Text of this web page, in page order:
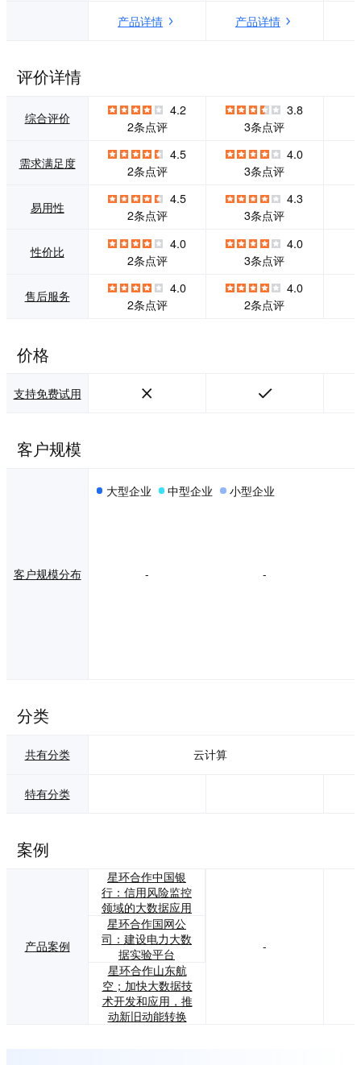
数据底层方案。 经
云平台TDC、一站
式大数据平台TD
H、分布式关系型
数据库ArgoDB及K
unDB、大数据开发
工具TDS、智能分
析工具Sophon和超
融合大数据一体机T
xData Appliance
等，并拥有多项专
利技术。
产品详情 产品详情
评价详情
综合评价
4.2
2条点评
3.8
3条点评
需求满足度
4.5
2条点评
4.0
3条点评
易用性
4.5
2条点评
4.3
3条点评
性价比
4.0
2条点评
4.0
3条点评
售后服务
4.0
2条点评
4.0
2条点评
价格
支持免费试用
客户规模
客户规模分布
大型企业 中型企业 小型企业
- -
分类
共有分类 云计算
特有分类
案例
产品案例
星环合作中国银
行：信用风险监控
领域的大数据应用
星环合作国网公
司：建设电力大数
据实验平台
星环合作山东航
空；加快大数据技
术开发和应用，推
动新旧动能转换
-